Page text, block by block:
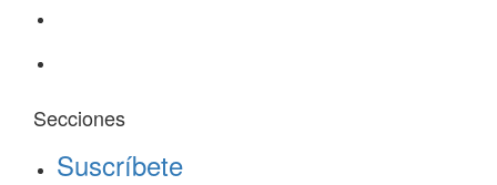
Secciones
Suscríbete